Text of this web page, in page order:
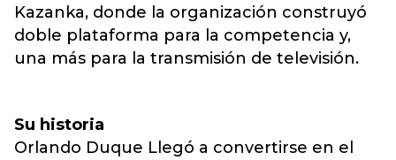
Kazanka, donde la organización construyó
doble plataforma para la competencia y,
una más para la transmisión de televisión.
Su historia
Orlando Duque Llegó a convertirse en el